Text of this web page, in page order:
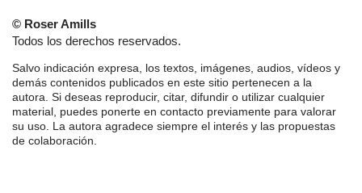
© Roser Amills
Todos los derechos reservados.
Salvo indicación expresa, los textos, imágenes, audios, vídeos y
demás contenidos publicados en este sitio pertenecen a la
autora. Si deseas reproducir, citar, difundir o utilizar cualquier
material, puedes ponerte en contacto previamente para valorar
su uso. La autora agradece siempre el interés y las propuestas
de colaboración.